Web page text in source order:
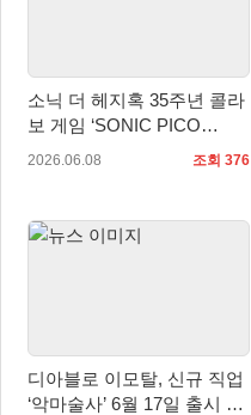
소닉 더 헤지혹 35주년 콜라
보 게임 ‘SONIC PICO
PARK’ 공개
2026.06.08 조회 376
디아블로 이모탈, 신규 직업
‘악마술사’ 6월 17일 출시 및